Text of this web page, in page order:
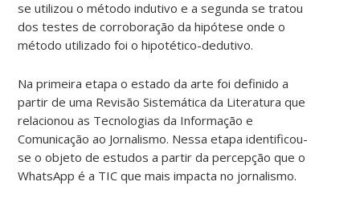
se utilizou o método indutivo e a segunda se tratou
dos testes de corroboração da hipótese onde o
método utilizado foi o hipotético-dedutivo.
Na primeira etapa o estado da arte foi definido a
partir de uma Revisão Sistemática da Literatura que
relacionou as Tecnologias da Informação e
Comunicação ao Jornalismo. Nessa etapa identificou-
se o objeto de estudos a partir da percepção que o
WhatsApp é a TIC que mais impacta no jornalismo.